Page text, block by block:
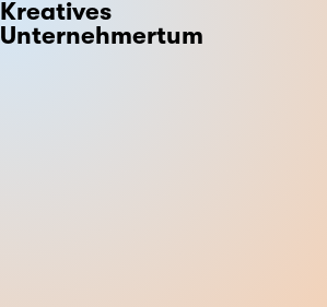
Kreatives
Unternehmertum